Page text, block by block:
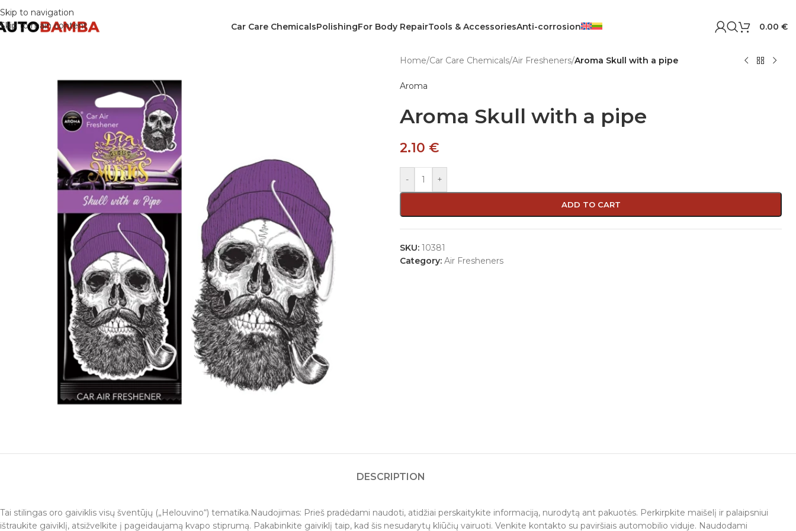
Skip to navigation
Skip to main content
Car Care ChemicalsPolishingFor Body RepairTools & AccessoriesAnti-corrosion 0.00 €
Home/Car Care Chemicals/Air Fresheners/Aroma Skull with a pipe
Aroma
Aroma Skull with a pipe
2.10 €
- +
ADD TO CART
SKU: 10381
Category: Air Fresheners
DESCRIPTION
Tai stilingas oro gaiviklis visų šventūjų („Helouvino“) tematika.Naudojimas: Prieš pradėdami naudoti, atidžiai perskaitykite informaciją, nurodytą ant pakuotės. Perkirpkite maišelį ir palaipsniui
ištraukite gaiviklį, atsižvelkite į pageidaujamą kvapo stiprumą. Pakabinkite gaiviklį taip, kad šis nesudarytų kliūčių vairuoti. Venkite kontakto su paviršiais automobilio viduje. Naudodami